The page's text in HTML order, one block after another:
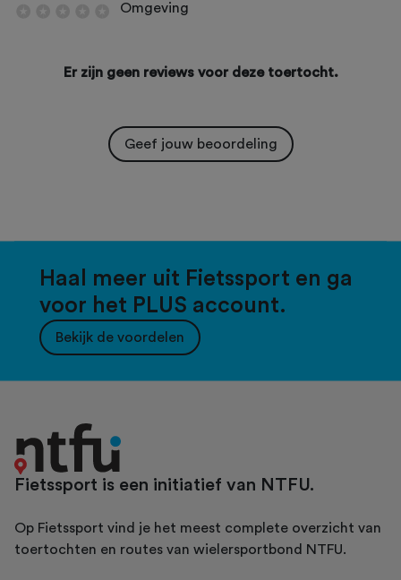
Omgeving
Er zijn geen reviews voor deze toertocht.
Geef jouw beoordeling
Haal meer uit Fietssport en ga
voor het PLUS account.
Bekijk de voordelen
Fietssport is een initiatief van NTFU.
Op Fietssport vind je het meest complete overzicht van
toertochten en routes van wielersportbond NTFU.